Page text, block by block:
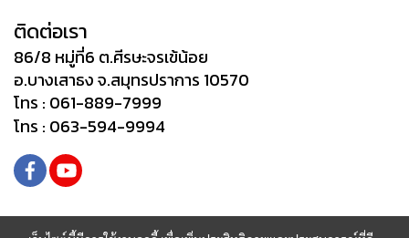
ติดต่อเรา
86/8 หมู่ที่6 ต.ศีรษะจรเข้น้อย
อ.บางเสาธง จ.สมุทรปราการ 10570
โทร : 061-889-7999
โทร : 063-594-9994